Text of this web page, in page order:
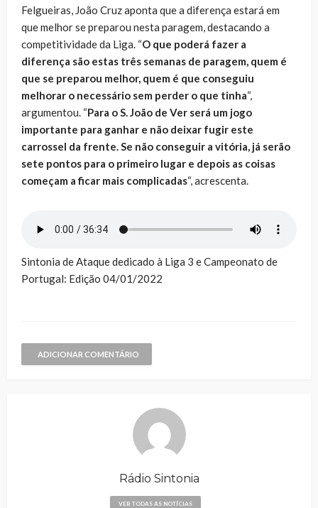
Felgueiras, João Cruz aponta que a diferença estará em
que melhor se preparou nesta paragem, destacando a
competitividade da Liga. “O que poderá fazer a
diferença são estas três semanas de paragem, quem é
que se preparou melhor, quem é que conseguiu
melhorar o necessário sem perder o que tinha“,
argumentou. “Para o S. João de Ver será um jogo
importante para ganhar e não deixar fugir este
carrossel da frente. Se não conseguir a vitória, já serão
sete pontos para o primeiro lugar e depois as coisas
começam a ficar mais complicadas“, acrescenta.
Sintonia de Ataque dedicado à Liga 3 e Campeonato de
Portugal: Edição 04/01/2022
ADICIONAR COMENTÁRIO
Rádio Sintonia
VER TODAS AS NOTÍCIAS